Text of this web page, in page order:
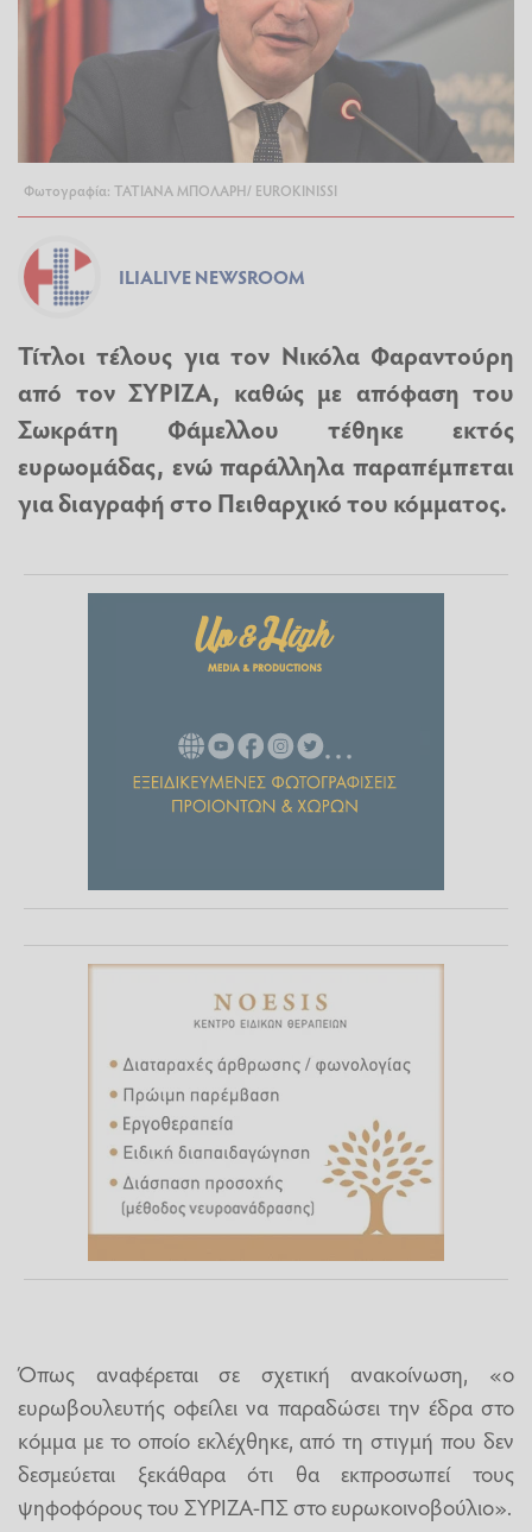
Φωτογραφία: ΤΑΤΙΑΝΑ ΜΠΟΛΑΡΗ/ EUROKINISSI
ILIALIVE NEWSROOM
Τίτλοι τέλους για τον Νικόλα Φαραντούρη
από τον ΣΥΡΙΖΑ, καθώς με απόφαση του
Σωκράτη Φάμελλου τέθηκε εκτός
ευρωομάδας, ενώ παράλληλα παραπέμπεται
για διαγραφή στο Πειθαρχικό του κόμματος.
Όπως αναφέρεται σε σχετική ανακοίνωση, «ο
ευρωβουλευτής οφείλει να παραδώσει την έδρα στο
κόμμα με το οποίο εκλέχθηκε, από τη στιγμή που δεν
δεσμεύεται ξεκάθαρα ότι θα εκπροσωπεί τους
ψηφοφόρους του ΣΥΡΙΖΑ-ΠΣ στο ευρωκοινοβούλιο».